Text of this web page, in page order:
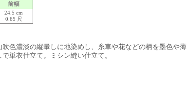
前幅
24.5 cm
0.65 尺
色濃淡の縦暈しに地染めし、糸車や花などの柄を墨色や薄
単衣仕立て。ミシン縫い仕立て。